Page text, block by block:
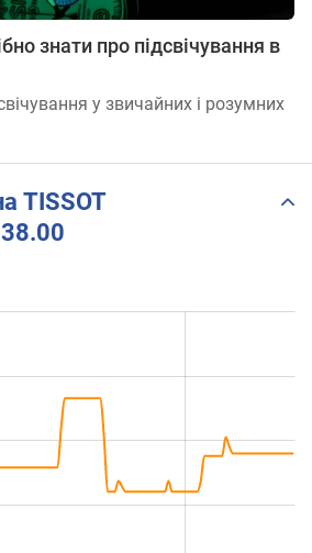
знати про підсвічування в
у звичайних і розумних
TISSOT